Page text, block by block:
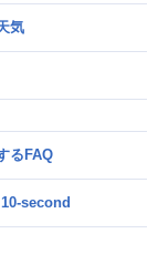
気
るFAQ
second